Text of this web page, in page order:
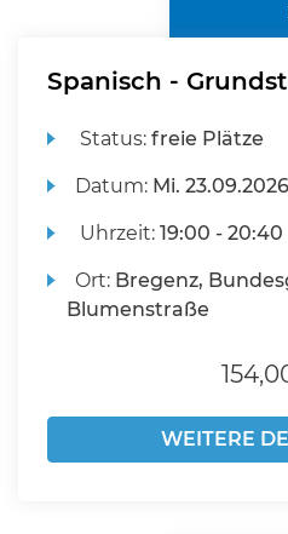
Spanisch -
Status:freie Plätze
Datum: Mi.
Uhrzeit:19:00 -
Ort: Bregenz,
Blumenstraße
WEITERE